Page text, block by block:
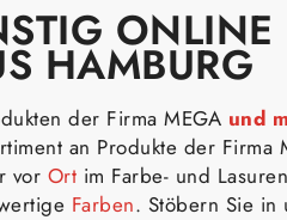
HAMBURG
der Firma MEGA und
an Produkte der Firma
vor Ort im Farbe- und
Farben. Stöbern Sie in